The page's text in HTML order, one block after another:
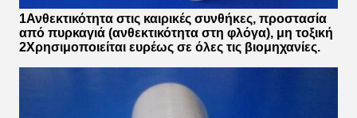
1Ανθεκτικότητα στις καιρικές συνθήκες, προστασία
από πυρκαγιά (ανθεκτικότητα στη φλόγα), μη τοξική
2Χρησιμοποιείται ευρέως σε όλες τις βιομηχανίες.